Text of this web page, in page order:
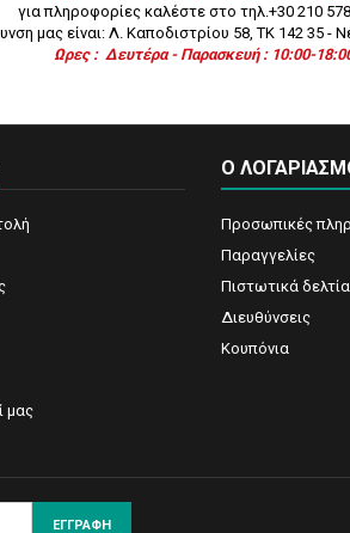
για πληροφορίες καλέστε στο τηλ.+30 210
μας είναι: Λ. Καποδιστρίου 58, ΤΚ 142 35 -
Ωρες : Δευτέρα - Παρασκευή : 10:00-
μας
Ο
Προσωπικές
Παραγγελίες
Πιστωτικά δελτία
Διευθύνσεις
Κουπόνια